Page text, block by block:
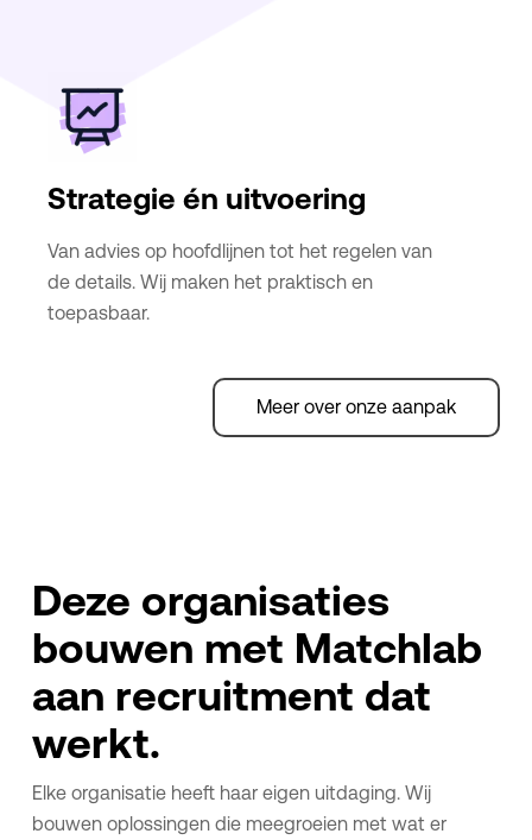
Strategie én uitvoering
Van advies op hoofdlijnen tot het regelen van
de details. Wij maken het praktisch en
toepasbaar.
Meer over onze aanpak
Deze organisaties
bouwen met Matchlab
aan recruitment dat
werkt.
Elke organisatie heeft haar eigen uitdaging. Wij
bouwen oplossingen die meegroeien met wat er